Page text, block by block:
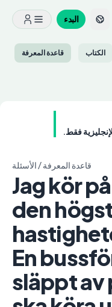
البدء
الكتاب قاعدة المعرفة
فقط.
قاعدة المعرفة/ الأسئلة
Jag kör
den
En
släppt av